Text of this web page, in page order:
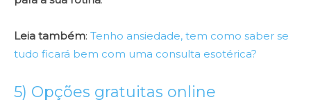
Leia também: Tenho ansiedade, tem como saber se
tudo ficará bem com uma consulta esotérica?
5) Opções gratuitas online